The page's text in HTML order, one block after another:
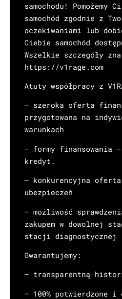
samochodu! Pomożemy
samochód zgodnie z
oczekiwaniami lub
Ciebie samochód
Wszelkie szczegóły
https://v1rage.com
Atuty współpracy z
– szeroka oferta
przygotowana na
warunkach
– formy finansowania
kredyt.
– konkurencyjna
ubezpieczeń
– możliwość
zakupem w dowolnej
stacji diagnostycznej
Gwarantujemy:
– transparentną
– 100% potwierdzone i